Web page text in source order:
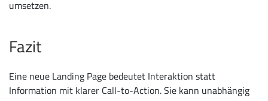
umsetzen.
Fazit
Eine neue Landing Page bedeutet Interaktion statt
Information mit klarer Call-to-Action. Sie kann unabhängig